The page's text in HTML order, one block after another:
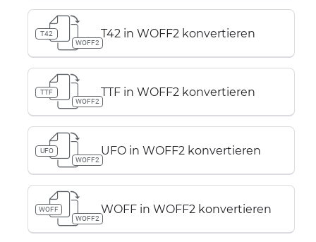
T42
WOFF2
T42 in WOFF2 konvertieren
TTF
WOFF2
TTF in WOFF2 konvertieren
UFO
WOFF2
UFO in WOFF2 konvertieren
WOFF
WOFF2
WOFF in WOFF2 konvertieren